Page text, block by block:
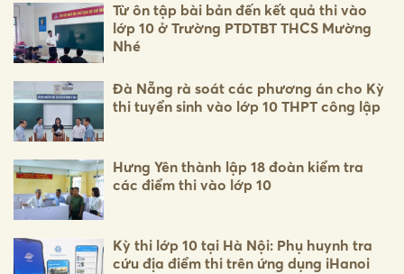
Từ ôn tập bài bản đến kết quả thi vào
lớp 10 ở Trường PTDTBT THCS Mường
Nhé
Đà Nẵng rà soát các phương án cho Kỳ
thi tuyển sinh vào lớp 10 THPT công lập
Hưng Yên thành lập 18 đoàn kiểm tra
các điểm thi vào lớp 10
Kỳ thi lớp 10 tại Hà Nội: Phụ huynh tra
cứu địa điểm thi trên ứng dụng iHanoi